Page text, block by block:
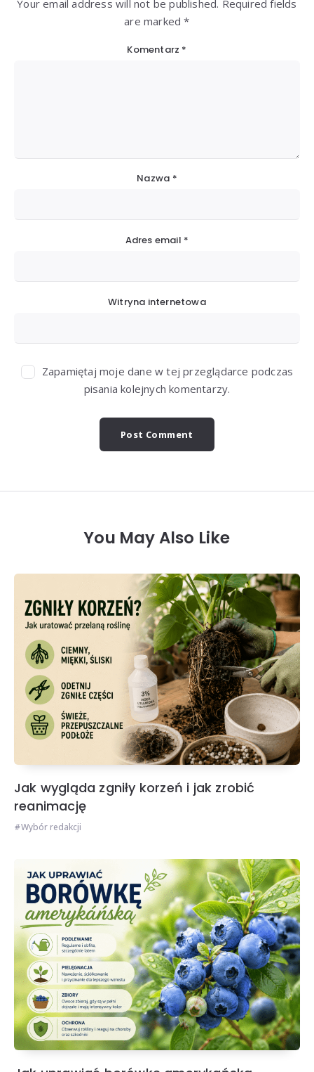
Your email address will not be published. Required fields
are marked *
Komentarz *
Nazwa *
Adres email *
Witryna internetowa
Zapamiętaj moje dane w tej przeglądarce podczas
pisania kolejnych komentarzy.
You May Also Like
Jak wygląda zgniły korzeń i jak zrobić
reanimację
Wybór redakcji